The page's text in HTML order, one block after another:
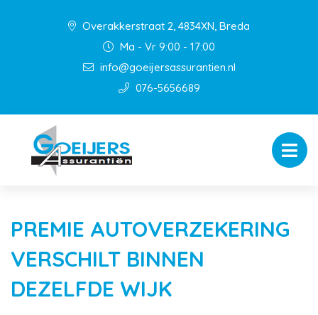
Overakkerstraat 2, 4834XN, Breda
Ma - Vr 9:00 - 17:00
info@goeijersassurantien.nl
076-5656689
PREMIE AUTOVERZEKERING
VERSCHILT BINNEN
DEZELFDE WIJK